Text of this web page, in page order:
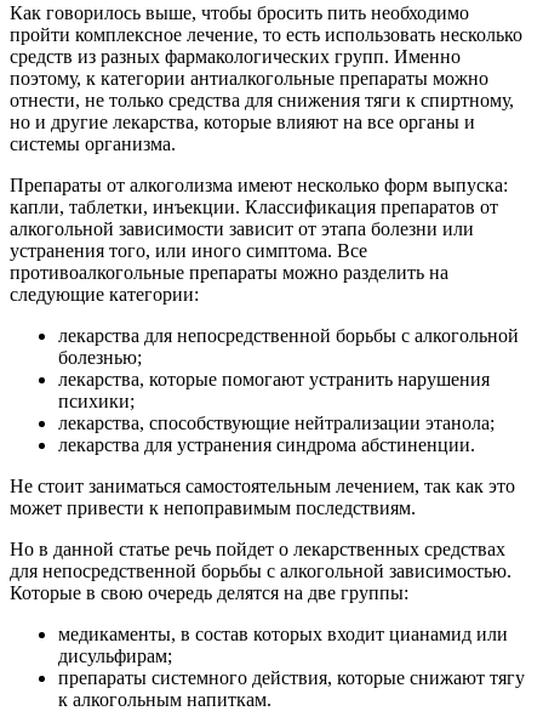
Как говорилось выше, чтобы бросить пить необходимо
пройти комплексное лечение, то есть использовать несколько
средств из разных фармакологических групп. Именно
поэтому, к категории антиалкогольные препараты можно
отнести, не только средства для снижения тяги к спиртному,
но и другие лекарства, которые влияют на все органы и
системы организма.
Препараты от алкоголизма имеют несколько форм выпуска:
капли, таблетки, инъекции. Классификация препаратов от
алкогольной зависимости зависит от этапа болезни или
устранения того, или иного симптома. Все
противоалкогольные препараты можно разделить на
следующие категории:
лекарства для непосредственной борьбы с алкогольной
болезнью;
лекарства, которые помогают устранить нарушения
психики;
лекарства, способствующие нейтрализации этанола;
лекарства для устранения синдрома абстиненции.
Не стоит заниматься самостоятельным лечением, так как это
может привести к непоправимым последствиям.
Но в данной статье речь пойдет о лекарственных средствах
для непосредственной борьбы с алкогольной зависимостью.
Которые в свою очередь делятся на две группы:
медикаменты, в состав которых входит цианамид или
дисульфирам;
препараты системного действия, которые снижают тягу
к алкогольным напиткам.